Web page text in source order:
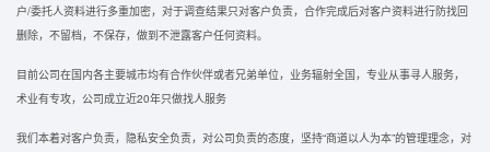
户/委托人资料进行多重加密，对于调查结果只对客户负责，合作完成后对客户资料进行防找回
删除，不留档，不保存，做到不泄露客户任何资料。
目前公司在国内各主要城市均有合作伙伴或者兄弟单位，业务辐射全国，专业从事寻人服务，
术业有专攻，公司成立近20年只做找人服务
我们本着对客户负责，隐私安全负责，对公司负责的态度，坚持“商道以人为本”的管理理念，对